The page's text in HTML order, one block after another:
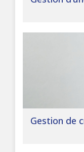
Gestion de